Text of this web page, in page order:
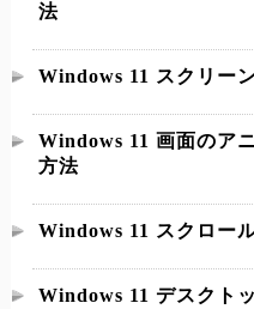
法
Windows 11 スクリー
Windows 11 画面のア
方法
Windows 11 スクロー
Windows 11 デスクト